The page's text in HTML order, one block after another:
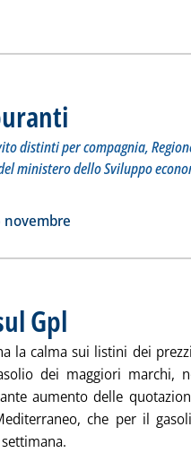
distinti per compagnia,
ministero dello Sviluppo
carburanti'
novembre
Gpl
la calma sui listini dei
dei maggiori marchi,
aumento delle
che per il